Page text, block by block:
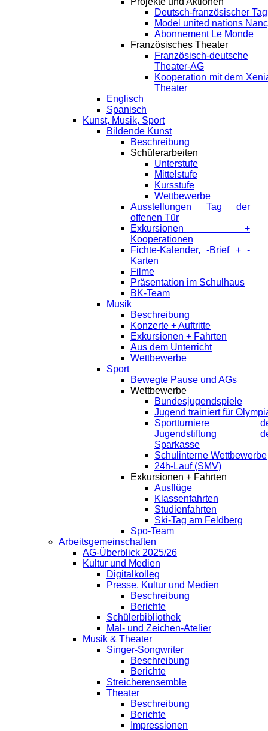
Deutsch-französischer Tag
Model united nations
Abonnement Le Monde
Französisches Theater
Französisch-deutsche
Theater-AG
Kooperation mit dem
Theater
Englisch
Spanisch
Kunst, Musik, Sport
Bildende Kunst
Beschreibung
Schülerarbeiten
Unterstufe
Mittelstufe
Kursstufe
Wettbewerbe
Ausstellungen Tag der
offenen Tür
Exkursionen +
Kooperationen
Fichte-Kalender, -Brief + -
Karten
Filme
Präsentation im Schulhaus
BK-Team
Musik
Beschreibung
Konzerte + Auftritte
Exkursionen + Fahrten
Aus dem Unterricht
Wettbewerbe
Sport
Bewegte Pause und AGs
Wettbewerbe
Bundesjugendspiele
Jugend trainiert für
Sportturniere
Jugendstiftung
Sparkasse
Schulinterne Wettbewerbe
24h-Lauf (SMV)
Exkursionen + Fahrten
Ausflüge
Klassenfahrten
Studienfahrten
Ski-Tag am Feldberg
Spo-Team
Arbeitsgemeinschaften
AG-Überblick 2025/26
Kultur und Medien
Digitalkolleg
Presse, Kultur und Medien
Beschreibung
Berichte
Schülerbibliothek
Mal- und Zeichen-Atelier
Musik & Theater
Singer-Songwriter
Beschreibung
Berichte
Streicherensemble
Theater
Beschreibung
Berichte
Impressionen